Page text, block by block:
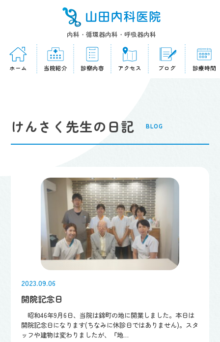
内科・循環器内科・呼吸器内科
ホーム 当院紹介 診察内容 アクセス ブログ 診療時間
けんさく先生の日記 BLOG
2023.09.06
開院記念日
昭和46年9月6日、当院は錦町の地に開業しました。本日は
開院記念日になります(ちなみに休診日ではありません)。スタ
ッフや建物は変わりましたが、『地…